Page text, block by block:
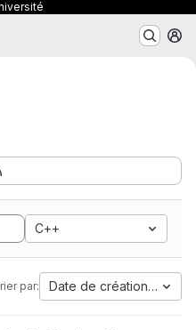
C++
par: Date de création la plus